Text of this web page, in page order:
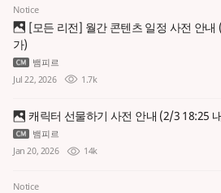
Notice
[모든 리전] 월간 콘텐츠 일정 사전 안내
가)
뱀피르
Jul 22, 2026
1.7k
캐릭터 선물하기 사전 안내 (2/3 18:25
뱀피르
Jan 20, 2026
14k
Notice